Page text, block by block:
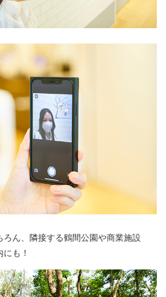
ろん、隣接する鶴間公園や商業施設
も！